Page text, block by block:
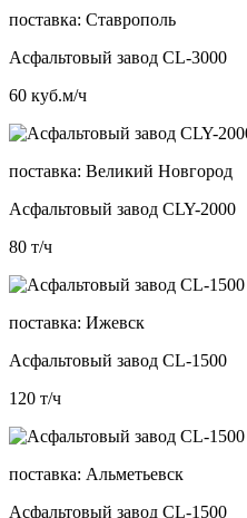
поставка: Ставрополь
Асфальтовый завод CL-3000
60 куб.м/ч
поставка: Великий Новгород
Асфальтовый завод CLY-2000
80 т/ч
поставка: Ижевск
Асфальтовый завод CL-1500
120 т/ч
поставка: Альметьевск
Асфальтовый завод CL-1500